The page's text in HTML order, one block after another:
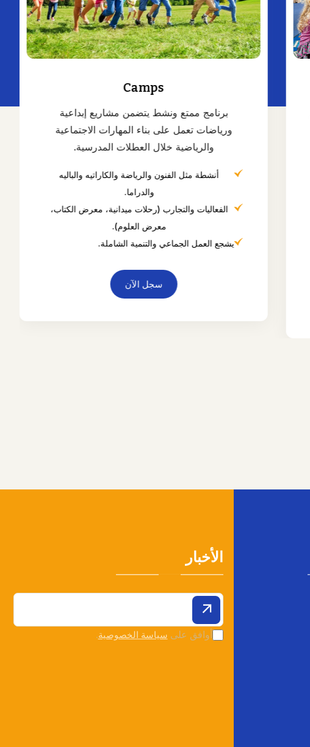
Camps
برنامج ممتع ونشط يتضمن مشاريع إبداعية
ورياضات تعمل على بناء المهارات الاجتماعية
والرياضية خلال العطلات المدرسية.
أنشطة مثل الفنون والرياضة والكاراتيه والباليه
والدراما.
الفعاليات والتجارب (رحلات ميدانية، معرض الكتاب،
معرض العلوم).
يشجع العمل الجماعي والتنمية الشاملة.
سجل الآن
الأخبار
أوافق على سياسة الخصوصية.